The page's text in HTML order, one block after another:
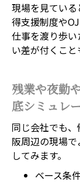
現場を見てい
得支援制度や
仕事を渡り歩
い差が付くこと
残業や夜勤
底シミュレ
同じ会社でも
阪周辺の現場
してみます。
ベース条